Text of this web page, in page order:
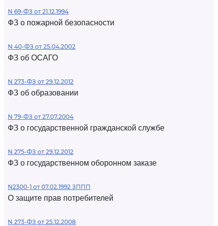
N 69-ФЗ от 21.12.1994
ФЗ о пожарной безопасности
N 40-ФЗ от 25.04.2002
ФЗ об ОСАГО
N 273-ФЗ от 29.12.2012
ФЗ об образовании
N 79-ФЗ от 27.07.2004
ФЗ о государственной гражданской службе
N 275-ФЗ от 29.12.2012
ФЗ о государственном оборонном заказе
N2300-1 от 07.02.1992 ЗППП
О защите прав потребителей
N 273-ФЗ от 25.12.2008